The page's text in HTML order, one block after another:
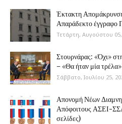
Έκτακτη
Απαράδεκτο έγγραφο
Τετάρτη, Αυγούστου
Στουρνάρας: «Όχι»
– «Θα ήταν μία
Σάββατο, Ιουλίου 25,
Απονομή Νέων
Απόφοιτους ΑΣΕΙ-
σελίδες)